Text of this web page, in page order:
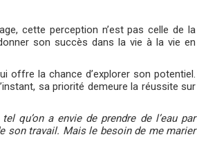
cette perception n’est pas celle de la
son succès dans la vie à la vie en
offre la chance d’explorer son potentiel.
sa priorité demeure la réussite sur
qu’on a envie de prendre de l’eau par
son travail. Mais le besoin de me marier